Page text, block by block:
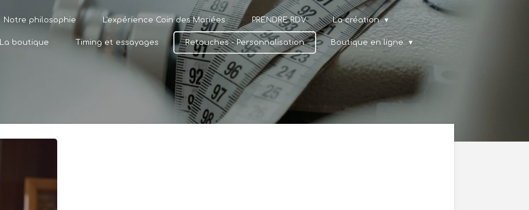
Notre philosophie L'expérience Coin des Mariées PRENDRE RDV La création
La boutique Timing et essayages Retouches - Personnalisation Boutique en ligne